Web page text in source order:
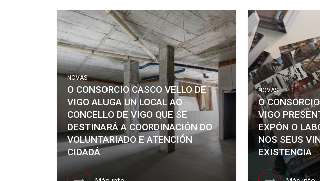
NOVAS
O CONSORCIO CASCO VELLO DE
VIGO ALUGA UN LOCAL AO
CONCELLO DE VIGO QUE SE
DESTINARÁ A COORDINACIÓN DO
VOLUNTARIADO E ATENCIÓN
CIDADÁ
NOVAS
O
VIGO
EXPÓN O
NOS SEUS
EXISTENCIA